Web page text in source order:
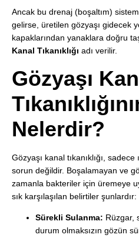
Ancak bu drenaj (boşaltım)
gelirse, üretilen gözyaşı gidecek
kapaklarından yanaklara doğru
Kanal Tıkanıklığı adı verilir.
Gözyaşı
Nelerdir?
Gözyaşı kanal tıkanıklığı, sadece
sorun değildir. Boşalamayan ve
zamanla bakteriler için üremeye
sık karşılaşılan belirtiler şunlardır:
Sürekli Sulanma: Rüzgar,
durum olmaksızın gözün